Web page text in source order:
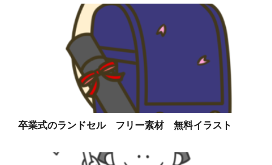
卒業式のランドセル フリー素材 無料イラスト